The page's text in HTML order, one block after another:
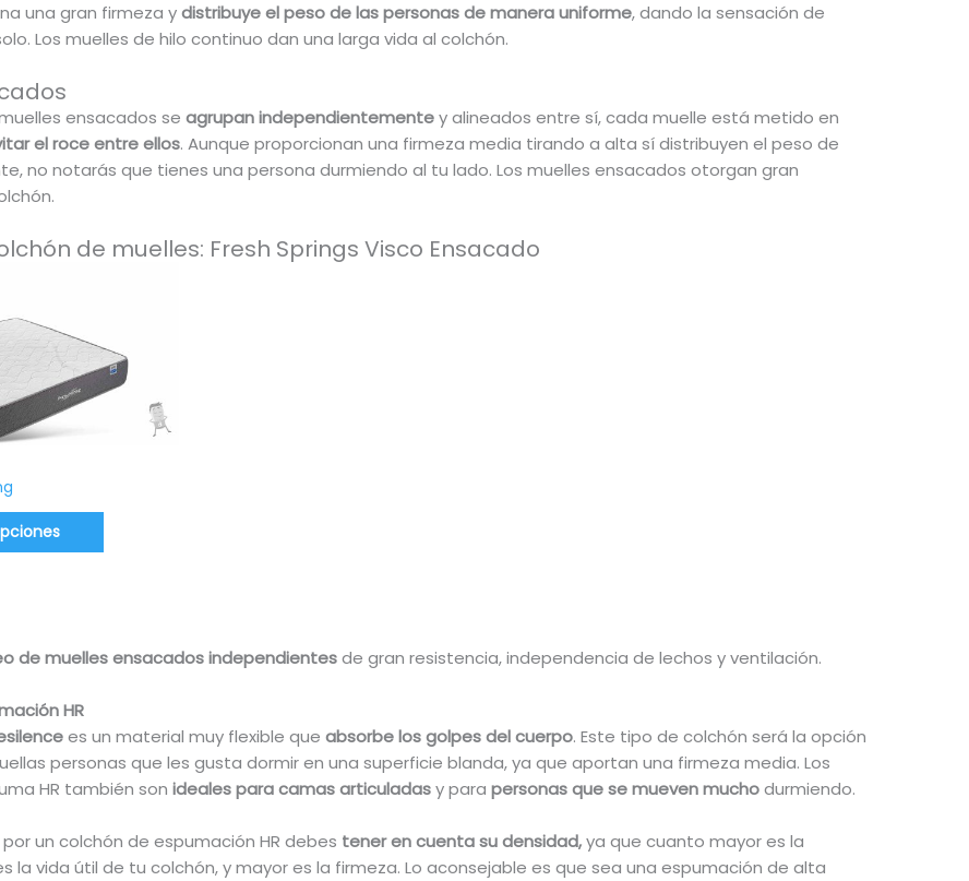
una gran firmeza ydistribuye el peso de las personas de manera uniforme, dando la sensación de
Los muelles de hilo continuo dan una larga vida al colchón.
ensacados se agrupan independientementey alineados entre sí, cada muelle está metido en
el roce entre ellos. Aunque proporcionan una firmeza media tirando a alta sí distribuyen el peso de
no notarás que tienes una persona durmiendo al tu lado. Los muelles ensacados otorgan gran
de muelles: Fresh Springs Visco Ensacado
de muelles ensacados independientesde gran resistencia, independencia de lechos y ventilación.
HR
es un material muy flexible que absorbe los golpes del cuerpo. Este tipo de colchón será la opción
personas que les gusta dormir en una superficie blanda, ya que aportan una firmeza media. Los
HR también son ideales para camas articuladasy para personas que se mueven muchodurmiendo.
un colchón de espumación HR debes tener en cuenta su densidad,ya que cuanto mayor es la
la vida útil de tu colchón, y mayor es la firmeza. Lo aconsejable es que sea una espumación de alta